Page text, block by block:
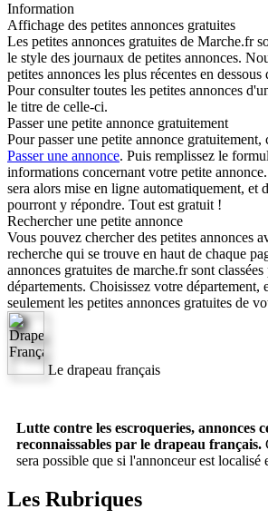
Information
Affichage des petites annonces gratuites
Les petites annonces gratuites de Marche.fr
le style des journaux de petites annonces.
petites annonces les plus récentes en
Pour consulter toutes les petites annonces
le titre de celle-ci.
Passer une petite annonce gratuitement
Pour passer une petite annonce
Passer une annonce. Puis remplissez le
informations concernant votre petite
sera alors mise en ligne automatiquement, et
pourront y répondre. Tout est gratuit !
Rechercher une petite annonce
Vous pouvez chercher des petites annonces
recherche qui se trouve en haut de chaque
annonces gratuites de marche.fr sont
départements. Choisissez votre département,
seulement les petites annonces gratuites de
Le drapeau français
Lutte contre les escroqueries, annonces
reconnaissables par le drapeau français.
sera possible que si l'annonceur est localisé
Les Rubriques